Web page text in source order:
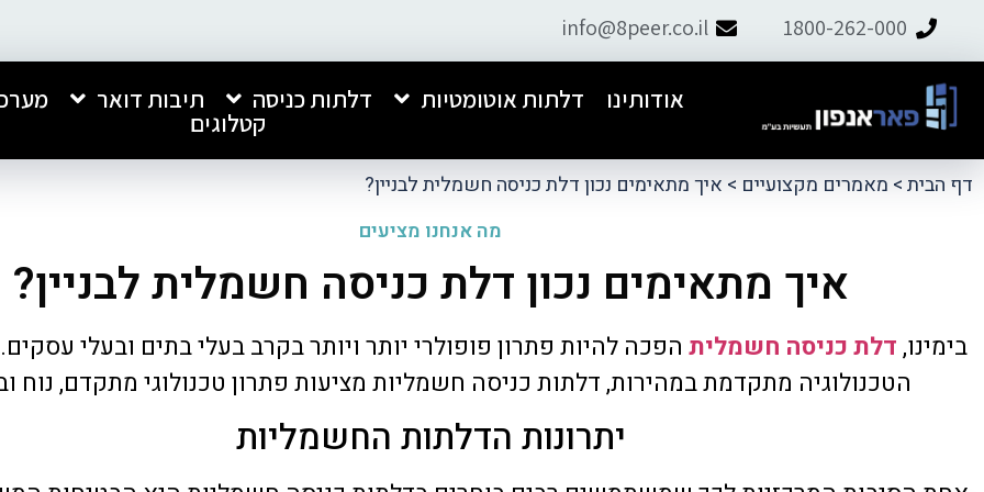
1800-262-000
info@8peer.co.il
אודותינו דלתות אוטומטיות דלתות כניסה תיבות דואר
קטלוגים
דף הבית> מאמרים מקצועיים > איך מתאימים נכון דלת כניסה חשמלית לבניין?
מה אנחנו מציעים
איך מתאימים נכון דלת כניסה חשמלית לבניין?
בימינו,דלת כניסה חשמלית הפכה להיות פתרון פופולרי יותר ויותר בקרב בעלי בתים ובעלי
הטכנולוגיה מתקדמת במהירות, דלתות כניסה חשמליות מציעות פתרון טכנולוגי מתקדם, נוח
יתרונות הדלתות החשמליות
אנפון, שביצעה אצלנו
ביותר.
ברמה גבוהה במיוחד.
שירות מהיר ומצויין. ממליץ עליהם בחום!
תמיר ומהרגע הראשון דאג לליווי מקצועי,
הוגנת.מומלץ מאוד
למחרת וטיפל